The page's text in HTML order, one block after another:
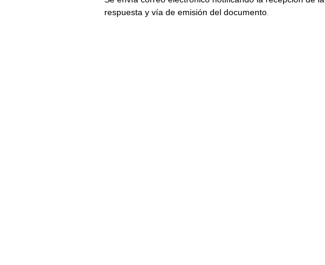
respuesta y vía de emisión del documento